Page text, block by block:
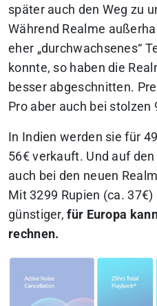
später auch den Weg zu
Während Realme
eher „durchwachsenes“
konnte, so haben die
besser abgeschnitten.
Pro aber auch bei stolzen
In Indien werden sie für
56€ verkauft. Und auf
auch bei den neuen
Mit 3299 Rupien (ca.
günstiger,für Europa
rechnen.